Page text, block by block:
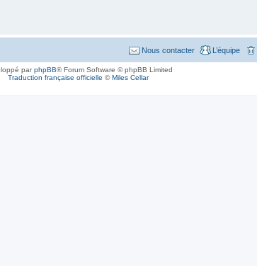
L’équipe
Nous contacter
parphpBB® Forum Software © phpBB Limited
Traduction française officielle ©Miles Cellar